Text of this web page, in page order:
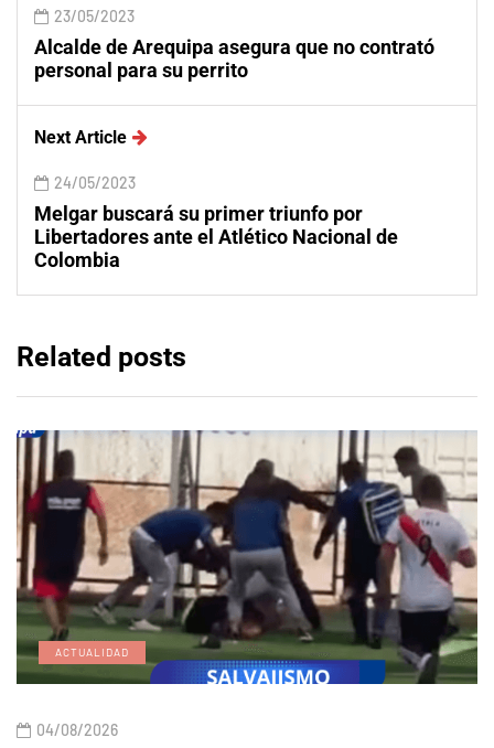
23/05/2023
Alcalde de Arequipa asegura que no contrató
personal para su perrito
Next Article
24/05/2023
Melgar buscará su primer triunfo por
Libertadores ante el Atlético Nacional de
Colombia
Related posts
ACTUALIDAD
04/08/2026